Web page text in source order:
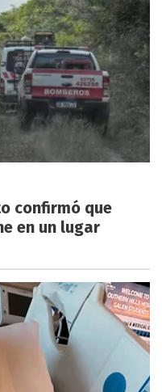
confirmó que
en un lugar